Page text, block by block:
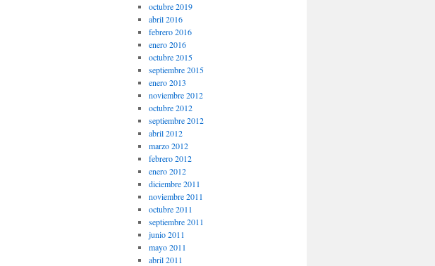
octubre 2019
abril 2016
febrero 2016
enero 2016
octubre 2015
septiembre 2015
enero 2013
noviembre 2012
octubre 2012
septiembre 2012
abril 2012
marzo 2012
febrero 2012
enero 2012
diciembre 2011
noviembre 2011
octubre 2011
septiembre 2011
junio 2011
mayo 2011
abril 2011